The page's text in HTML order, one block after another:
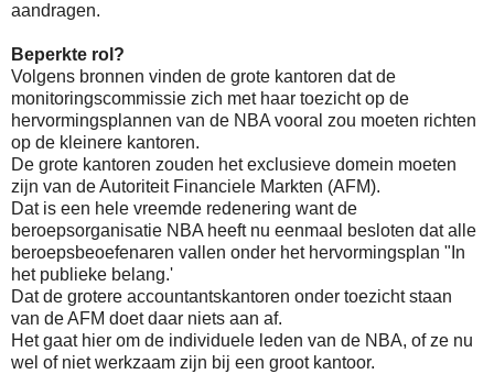
aandragen.
Beperkte rol?
Volgens bronnen vinden de grote kantoren dat de
monitoringscommissie zich met haar toezicht op de
hervormingsplannen van de NBA vooral zou moeten richten
op de kleinere kantoren.
De grote kantoren zouden het exclusieve domein moeten
zijn van de Autoriteit Financiele Markten (AFM).
Dat is een hele vreemde redenering want de
beroepsorganisatie NBA heeft nu eenmaal besloten dat alle
beroepsbeoefenaren vallen onder het hervormingsplan "In
het publieke belang.'
Dat de grotere accountantskantoren onder toezicht staan
van de AFM doet daar niets aan af.
Het gaat hier om de individuele leden van de NBA, of ze nu
wel of niet werkzaam zijn bij een groot kantoor.